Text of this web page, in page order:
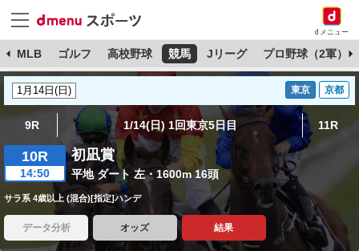
dメニュー
MLB ゴルフ 高校野球 競馬 Jリーグ プロ野球（2軍）
東京 京都
9R 1/14(日) 1回東京5日目 11R
10R
14:50
初凪賞
平地 ダート 左・1600m 16頭
サラ系 4歳以上 (混合)[指定]ハンデ
データ分析 オッズ 結果